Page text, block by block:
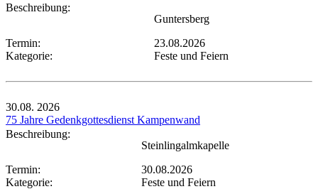
Beschreibung:
Guntersberg
Termin:
23.08.2026
Kategorie:
Feste und Feiern
30.08. 2026
75 Jahre Gedenkgottesdienst Kampenwand
Beschreibung:
Steinlingalmkapelle
Termin:
30.08.2026
Kategorie:
Feste und Feiern